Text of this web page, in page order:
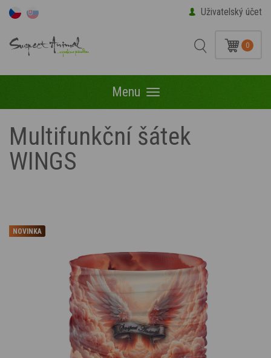
Uživatelský účet
0
Menu Menu
Multifunkční šátek
WINGS
NOVINKA